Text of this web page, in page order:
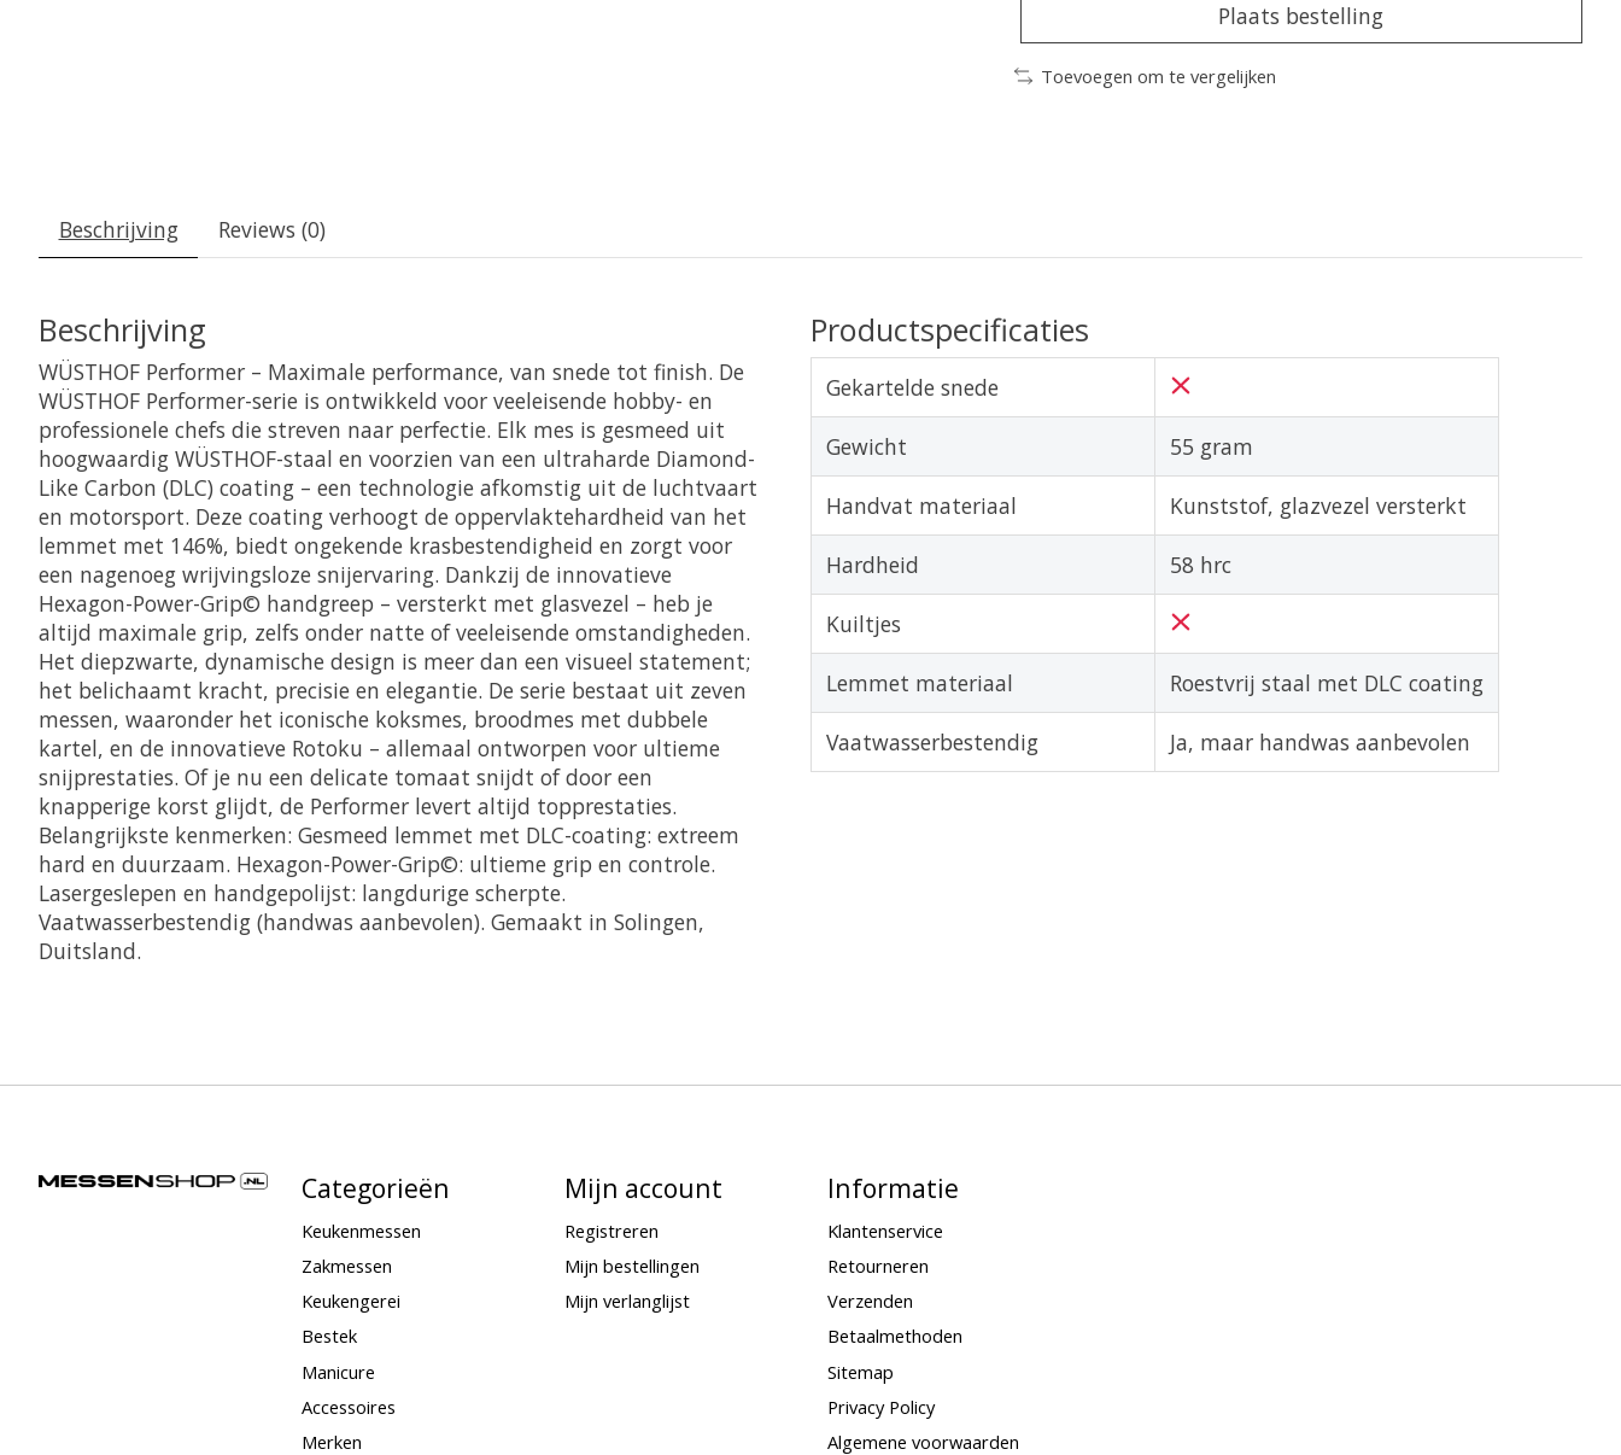
Plaats bestelling
Toevoegen om te vergelijken
Beschrijving Reviews (0)
Beschrijving
WÜSTHOF Performer – Maximale performance, van snede tot finish. De
WÜSTHOF Performer-serie is ontwikkeld voor veeleisende hobby- en
professionele chefs die streven naar perfectie. Elk mes is gesmeed uit
hoogwaardig WÜSTHOF-staal en voorzien van een ultraharde Diamond-
Like Carbon (DLC) coating – een technologie afkomstig uit de luchtvaart
en motorsport. Deze coating verhoogt de oppervlaktehardheid van het
lemmet met 146%, biedt ongekende krasbestendigheid en zorgt voor
een nagenoeg wrijvingsloze snijervaring. Dankzij de innovatieve
Hexagon-Power-Grip© handgreep – versterkt met glasvezel – heb je
altijd maximale grip, zelfs onder natte of veeleisende omstandigheden.
Het diepzwarte, dynamische design is meer dan een visueel statement;
het belichaamt kracht, precisie en elegantie. De serie bestaat uit zeven
messen, waaronder het iconische koksmes, broodmes met dubbele
kartel, en de innovatieve Rotoku – allemaal ontworpen voor ultieme
snijprestaties. Of je nu een delicate tomaat snijdt of door een
knapperige korst glijdt, de Performer levert altijd topprestaties.
Belangrijkste kenmerken: Gesmeed lemmet met DLC-coating: extreem
hard en duurzaam. Hexagon-Power-Grip©: ultieme grip en controle.
Lasergeslepen en handgepolijst: langdurige scherpte.
Vaatwasserbestendig (handwas aanbevolen). Gemaakt in Solingen,
Duitsland.
Productspecificaties
Gekartelde snede
Gewicht 55 gram
Handvat materiaal Kunststof, glazvezel versterkt
Hardheid 58 hrc
Kuiltjes
Lemmet materiaal Roestvrij staal met DLC coating
Vaatwasserbestendig Ja, maar handwas aanbevolen
Categorieën
Keukenmessen
Zakmessen
Keukengerei
Bestek
Manicure
Accessoires
Merken
Mijn account
Registreren
Mijn bestellingen
Mijn verlanglijst
Informatie
Klantenservice
Retourneren
Verzenden
Betaalmethoden
Sitemap
Privacy Policy
Algemene voorwaarden